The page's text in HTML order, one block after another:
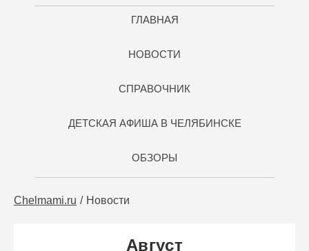
ГЛАВНАЯ
НОВОСТИ
СПРАВОЧНИК
ДЕТСКАЯ АФИША В ЧЕЛЯБИНСКЕ
ОБЗОРЫ
Chelmami.ru Новости
Август